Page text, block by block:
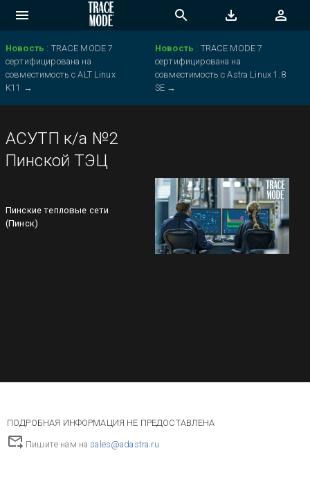
Новость : TRACE MODE 7
сертифицирована на
совместимость с ALT Linux
K11 →
Новость : TRACE MODE 7
сертифицирована на
совместимость с Astra Linux 1.8
SE →
АСУТП к/а №2
Пинской ТЭЦ
Пинские тепловые сети
(Пинск)
ПОДРОБНАЯ ИНФОРМАЦИЯ НЕ ПРЕДОСТАВЛЕНА
Пишите нам на sales@adastra.ru